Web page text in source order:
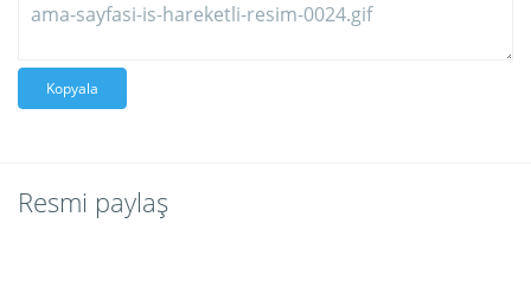
Kopyala
Resmi paylaş